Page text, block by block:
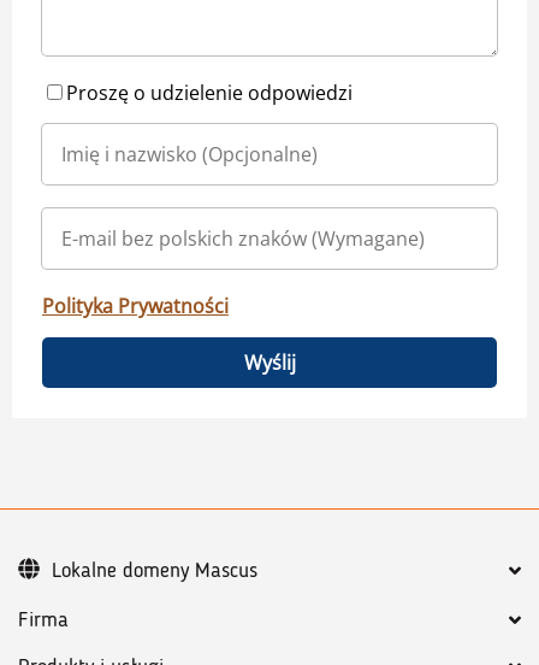
Proszę o udzielenie odpowiedzi
Polityka Prywatności
Wyślij
Firma
Lokalne domeny Mascus